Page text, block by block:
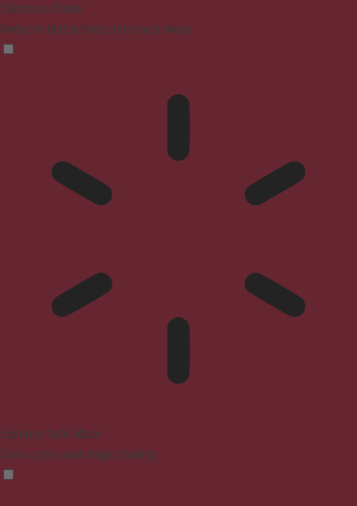
Blindness Mode
Reduces distractions, improves focus
Epilepsy Safe Mode
Dims colors and stops blinking